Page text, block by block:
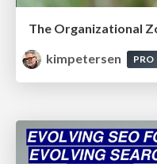
kimpetersen
PRO